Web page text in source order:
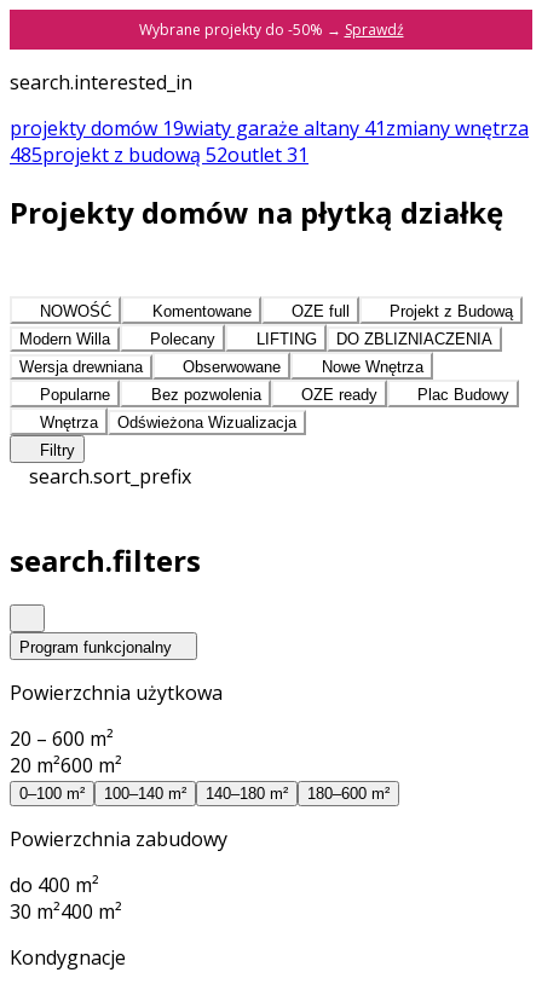
Wybrane projekty do -50% → Sprawdź
search.interested_in
projekty domów 19wiaty garaże altany 41zmianywnętrza
485projekt z budową 52outlet31
Projekty domów na płytką działkę
NOWOŚĆ Komentowane OZE full
Projekt z Budową
Modern Willa
Polecany LIFTING
DO ZBLIZNIACZENIA
Wersja drewniana
Obserwowane
Nowe Wnętrza
Popularne
Bez pozwolenia OZE ready
Plac Budowy
Wnętrza
Odświeżona Wizualizacja
Filtry
search.sort_prefix
search.filters
Program funkcjonalny
Powierzchnia użytkowa
20 – 600 m²
20 m²600 m²
0–100 m² 100–140 m² 140–180 m² 180–600 m²
Powierzchnia zabudowy
do 400 m²
30 m²400 m²
Kondygnacje